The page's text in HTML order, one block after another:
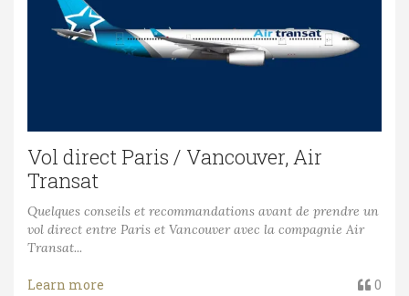
Vol direct Paris / Vancouver, Air
Transat
Quelques conseils et recommandations avant de prendre un
vol direct entre Paris et Vancouver avec la compagnie Air
Transat...
Learn more 0